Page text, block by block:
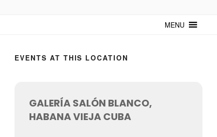
mantenerte actualizado sobre Cuba y sus artistas. Noticias, eventos y
MENU
EVENTS AT THIS LOCATION
GALERÍA SALÓN BLANCO,
HABANA VIEJA CUBA